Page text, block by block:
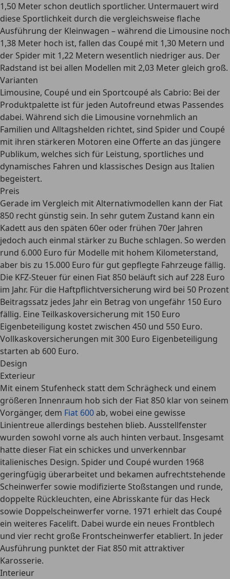
1,50 Meter schon deutlich sportlicher. Untermauert wird
diese Sportlichkeit durch die vergleichsweise flache
Ausführung der Kleinwagen – während die Limousine noch
1,38 Meter hoch ist, fallen das Coupé mit 1,30 Metern und
der Spider mit 1,22 Metern wesentlich niedriger aus. Der
Radstand ist bei allen Modellen mit 2,03 Meter gleich groß.
Varianten
Limousine, Coupé und ein Sportcoupé als Cabrio: Bei der
Produktpalette ist für jeden Autofreund etwas Passendes
dabei. Während sich die Limousine vornehmlich an
Familien und Alltagshelden richtet, sind Spider und Coupé
mit ihren stärkeren Motoren eine Offerte an das jüngere
Publikum, welches sich für Leistung, sportliches und
dynamisches Fahren und klassisches Design aus Italien
begeistert.
Preis
Gerade im Vergleich mit Alternativmodellen kann der Fiat
850 recht günstig sein. In sehr gutem Zustand kann ein
Kadett aus den späten 60er oder frühen 70er Jahren
jedoch auch einmal stärker zu Buche schlagen. So werden
rund 6.000 Euro für Modelle mit hohem Kilometerstand,
aber bis zu 15.000 Euro für gut gepflegte Fahrzeuge fällig.
Die KFZ-Steuerfür einen Fiat 850 beläuft sich auf 228 Euro
im Jahr. Für die Haftpflichtversicherung wird bei 50 Prozent
Beitragssatz jedes Jahr ein Betrag von ungefähr 150 Euro
fällig. Eine Teilkaskoversicherung mit 150 Euro
Eigenbeteiligung kostet zwischen 450 und 550 Euro.
Vollkaskoversicherungen mit 300 Euro Eigenbeteiligung
starten ab 600 Euro.
Design
Exterieur
Mit einem Stufenheck statt dem Schrägheck und einem
größeren Innenraum hob sich der Fiat 850 klar von seinem
Vorgänger, dem Fiat 600ab, wobei eine gewisse
Linientreue allerdings bestehen blieb. Ausstellfenster
wurden sowohl vorne als auch hinten verbaut. Insgesamt
hatte dieser Fiat ein schickes und unverkennbar
italienisches Design. Spider und Coupé wurden 1968
geringfügig überarbeitet und bekamen aufrechtstehende
Scheinwerfer sowie modifizierte Stoßstangen und runde,
doppelte Rückleuchten, eine Abrisskante für das Heck
sowie Doppelscheinwerfervorne. 1971 erhielt das Coupé
ein weiteres Facelift. Dabei wurde ein neues Frontblech
und vier recht große Frontscheinwerfer etabliert. In jeder
Ausführung punktet der Fiat 850 mit attraktiver
Karosserie.
Interieur